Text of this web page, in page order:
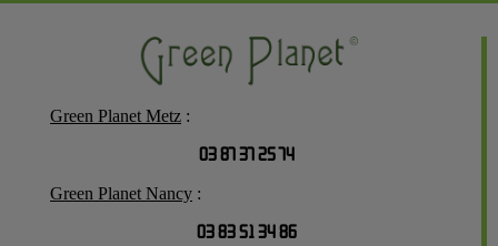
Green Planet Metz :
03 87 37 25 74
Green Planet Nancy :
03 83 51 34 86